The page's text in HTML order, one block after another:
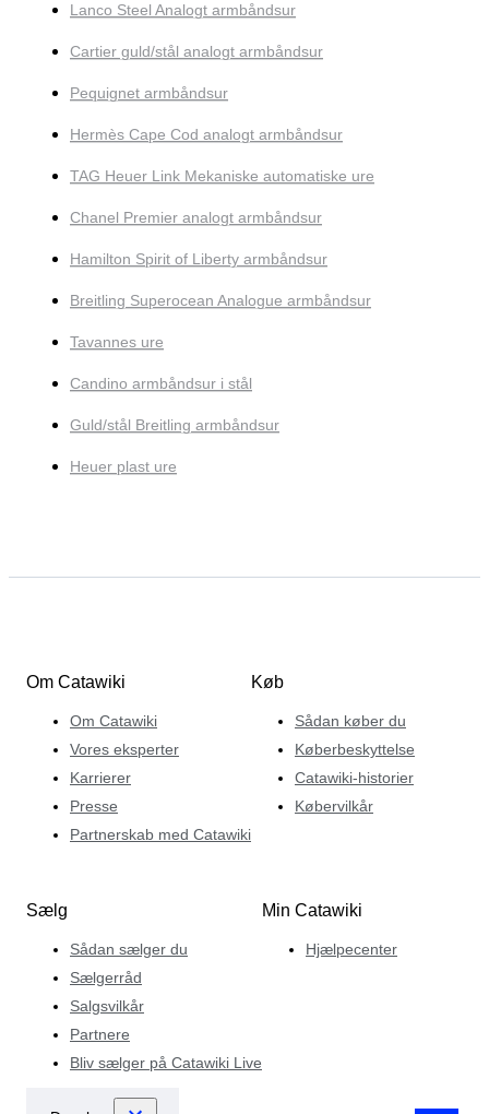
Lanco Steel Analogt armbåndsur
Cartier guld/stål analogt armbåndsur
Pequignet armbåndsur
Hermès Cape Cod analogt armbåndsur
TAG Heuer Link Mekaniske automatiske ure
Chanel Premier analogt armbåndsur
Hamilton Spirit of Liberty armbåndsur
Breitling Superocean Analogue armbåndsur
Tavannes ure
Candino armbåndsur i stål
Guld/stål Breitling armbåndsur
Heuer plast ure
Om Catawiki
Om Catawiki
Vores eksperter
Karrierer
Presse
Partnerskab med Catawiki
Køb
Sådan køber du
Køberbeskyttelse
Catawiki-historier
Købervilkår
Sælg
Sådan sælger du
Sælgerråd
Salgsvilkår
Partnere
Bliv sælger på Catawiki Live
Min Catawiki
Hjælpecenter